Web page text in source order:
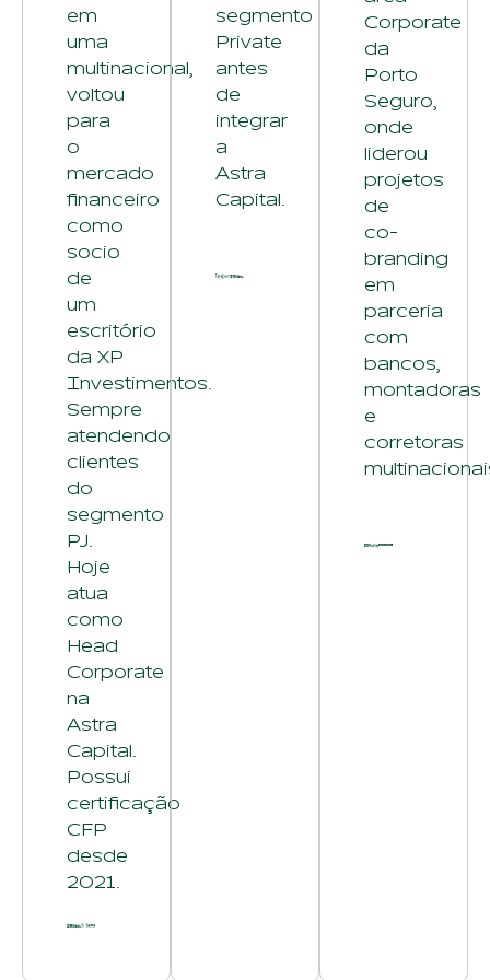
em
uma
multinacional,
voltou
para
o
mercado
financeiro
como
socio
de
um
escritório
da XP
Investimentos.
Sempre
atendendo
clientes
do
segmento
PJ.
Hoje
atua
como
Head
Corporate
na
Astra
Capital.
Possui
certificação
CFP
desde
2021.
segmento
Private
antes
de
integrar
a
Astra
Capital.
Corporate
da
Porto
Seguro,
onde
liderou
projetos
de
co-
branding
em
parceria
com
bancos,
montadoras
e
corretoras